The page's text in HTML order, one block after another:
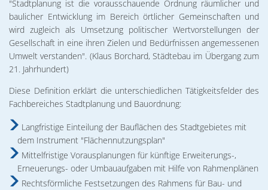
Wohnen
Torgelower Stadtfilm
Europäischer Fonds für regionale
09.12.2026 Weihnachtskonzert
"Stadtplanung ist die vorausschauende Ordnung räumlicher und
baulicher Entwicklung im Bereich örtlicher Gemeinschaften und
wird zugleich als Umsetzung politischer Wertvorstellungen der
Gesellschaft in eine ihren Zielen und Bedürfnissen angemessenen
Umwelt verstanden". (Klaus Borchard, Städtebau im Übergang zum
21. Jahrhundert)
Diese Definition erklärt die unterschiedlichen Tätigkeitsfelder des
Fachbereiches Stadtplanung und Bauordnung:
Langfristige Einteilung der Bauflächen des Stadtgebietes mit
dem Instrument "Flächennutzungsplan"
Mittelfristige Vorausplanungen für künftige Erweiterungs-,
Erneuerungs- oder Umbauaufgaben mit Hilfe von Rahmenplänen
Rechtsförmliche Festsetzungen des Rahmens für Bau- und